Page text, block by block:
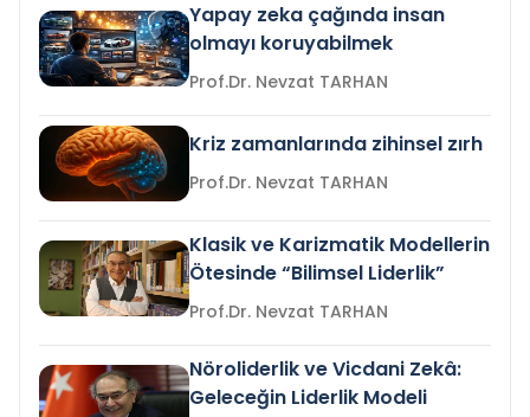
Yapay zeka çağında insan
olmayı koruyabilmek
Prof.Dr. Nevzat TARHAN
Kriz zamanlarında zihinsel zırh
Prof.Dr. Nevzat TARHAN
Klasik ve Karizmatik Modellerin
Ötesinde “Bilimsel Liderlik”
Prof.Dr. Nevzat TARHAN
Nöroliderlik ve Vicdani Zekâ:
Geleceğin Liderlik Modeli